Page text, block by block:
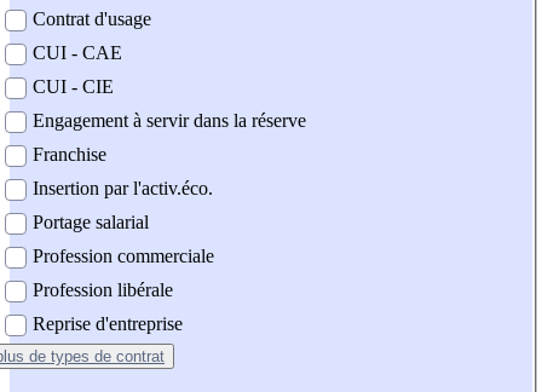
Contrat d'usage
CUI - CAE
CUI - CIE
Engagement à servir dans la réserve
Franchise
Insertion par l'activ.éco.
Portage salarial
Profession commerciale
Profession libérale
Reprise d'entreprise
de types de contrat